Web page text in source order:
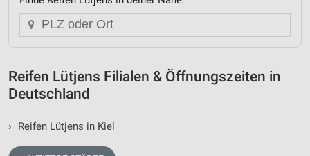
Reifen Lütjens Filialen & Öffnungszeiten in
Deutschland
› Reifen Lütjens in Kiel